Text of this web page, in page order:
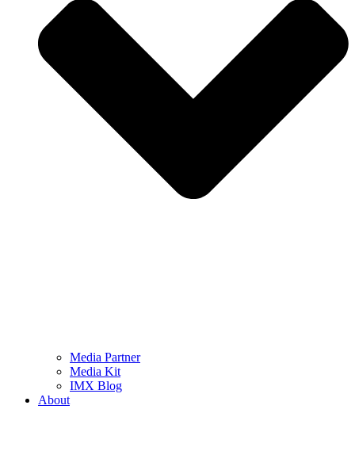
Media Partner
Media Kit
IMX Blog
About